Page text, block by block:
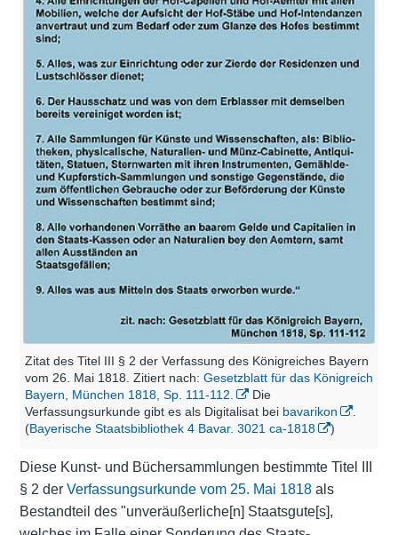
Zitat des Titel III § 2 der Verfassung des Königreiches Bayern
vom 26. Mai 1818. Zitiert nach: Gesetzblatt für das Königreich
Bayern, München 1818, Sp. 111-112.
Die
Verfassungsurkunde gibt es als Digitalisat bei bavarikon
.
(Bayerische Staatsbibliothek 4 Bavar. 3021 ca-1818 )
Diese Kunst- und Büchersammlungen bestimmte Titel III
§ 2 der Verfassungsurkunde vom 25. Mai 1818als
Bestandteil des "unveräußerliche[n] Staatsgute[s],